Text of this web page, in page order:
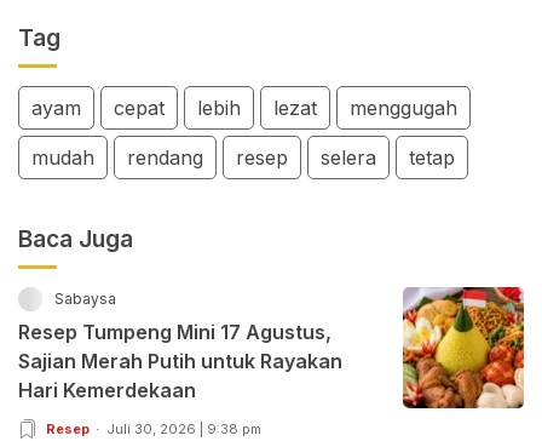
Tag
ayam cepat lebih lezat menggugah
mudah rendang resep selera tetap
Baca Juga
Sabaysa
Resep Tumpeng Mini 17 Agustus,
Sajian Merah Putih untuk Rayakan
Hari Kemerdekaan
Resep Juli 30, 2026 | 9:38 pm